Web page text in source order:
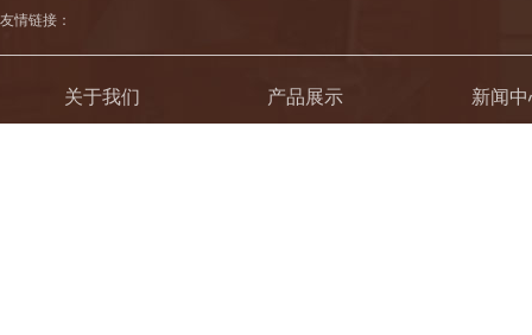
友情链接：
关于我们 产品展示 新闻中